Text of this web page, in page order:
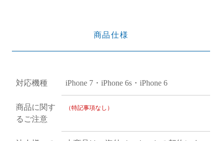
商品仕様
対応機種 iPhone 7・iPhone 6s・iPhone 6
商品に関す
るご注意
（特記事項なし）